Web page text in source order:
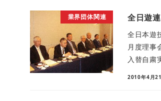
業界団体関連 全日遊
全日本遊
月度理事
入替自粛
2010年4月